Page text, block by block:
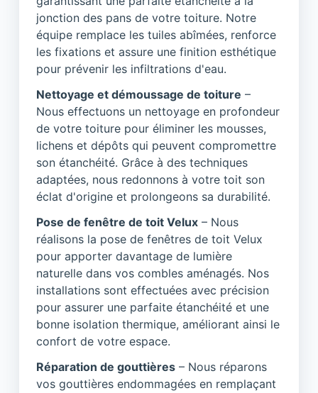
jonction des pans de votre toiture. Notre
équipe remplace les tuiles abîmées, renforce
les fixations et assure une finition esthétique
pour prévenir les infiltrations d'eau.
Nettoyage et démoussage de toiture –
Nous effectuons un nettoyage en profondeur
de votre toiture pour éliminer les mousses,
lichens et dépôts qui peuvent compromettre
son étanchéité. Grâce à des techniques
adaptées, nous redonnons à votre toit son
éclat d'origine et prolongeons sa durabilité.
Pose de fenêtre de toit Velux – Nous
réalisons la pose de fenêtres de toit Velux
pour apporter davantage de lumière
naturelle dans vos combles aménagés. Nos
installations sont effectuées avec précision
pour assurer une parfaite étanchéité et une
bonne isolation thermique, améliorant ainsi le
confort de votre espace.
Réparation de gouttières – Nous réparons
vos gouttières endommagées en remplaçant